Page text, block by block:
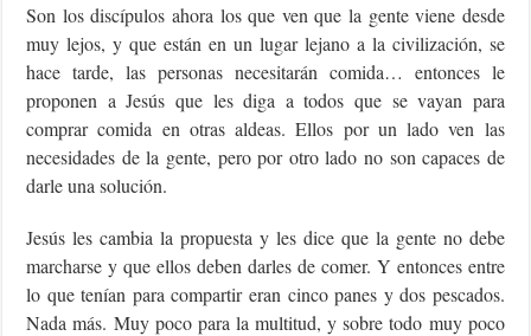
Son los discípulos ahora los que ven que la gente viene desde
muy lejos, y que están en un lugar lejano a la civilización, se
hace tarde, las personas necesitarán comida… entonces le
proponen a Jesús que les diga a todos que se vayan para
comprar comida en otras aldeas. Ellos por un lado ven las
necesidades de la gente, pero por otro lado no son capaces de
darle una solución.
Jesús les cambia la propuesta y les dice que la gente no debe
marcharse y que ellos deben darles de comer. Y entonces entre
lo que tenían para compartir eran cinco panes y dos pescados.
Nada más. Muy poco para la multitud, y sobre todo muy poco